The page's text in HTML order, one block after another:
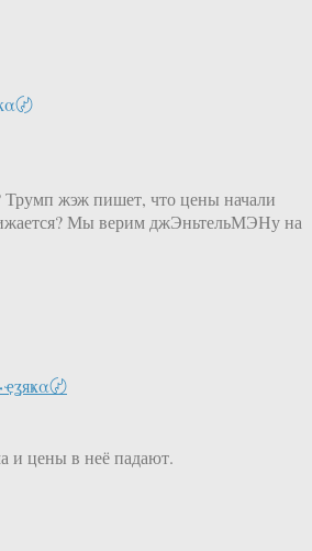
〄
Трумп жэж пишет, что цены начали
Мы верим джЭньтельМЭНу на
〄
и цены в неё падают.